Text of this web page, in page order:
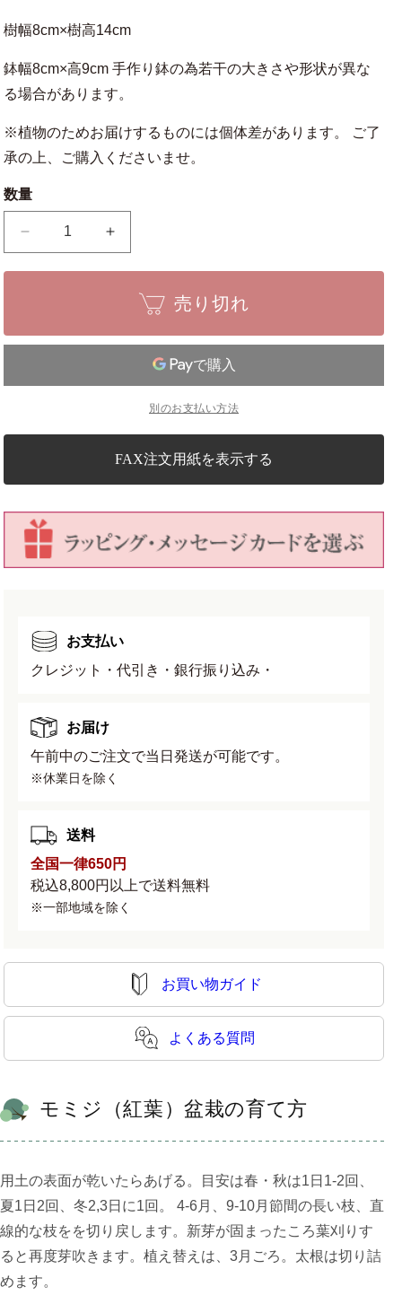
樹幅8cm×樹高14cm
鉢幅8cm×高9cm 手作り鉢の為若干の大きさや形状が異な
る場合があります。
※植物のためお届けするものには個体差があります。 ご了
承の上、ご購入くださいませ。
数量
の
が
焼
ン
三
角
数
量
を
ら
す
ミ
の
が
焼
き
三
角
量
を
売り切れ
別のお支払い方法
FAX注文用紙を表示する
お支払い
クレジット・代引き・銀行振り込み・
お届け
午前中のご注文で当日発送が可能です。
※休業日を除く
送料
全国一律650円
税込8,800円以上で送料無料
※一部地域を除く
お買い物ガイド
よくある質問
モミジ（紅葉）盆栽の育て方
用土の表面が乾いたらあげる。目安は春・秋は1日1-2回、
夏1日2回、冬2,3日に1回。 4-6月、9-10月節間の長い枝、直
線的な枝をを切り戻します。新芽が固まったころ葉刈りす
ると再度芽吹きます。植え替えは、3月ごろ。太根は切り詰
めます。